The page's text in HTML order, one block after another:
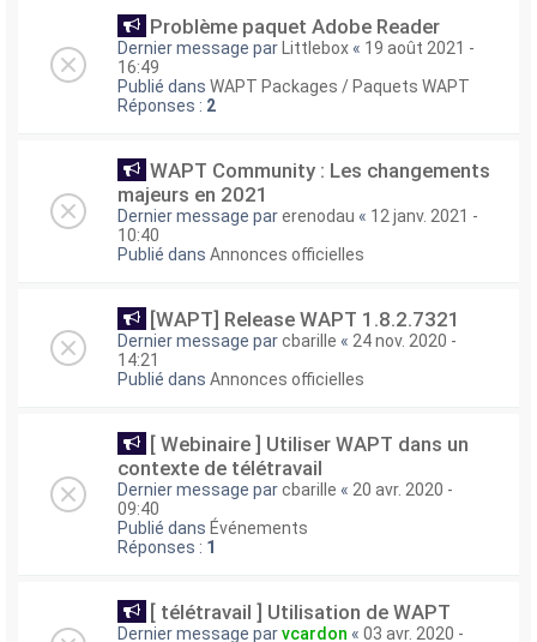
Problème paquet Adobe Reader
Dernier message par Littlebox « 19 août 2021 -
16:49
Publié dans WAPT Packages / Paquets WAPT
Réponses : 2
WAPT Community : Les changements
majeurs en 2021
Dernier message parerenodau « 12 janv. 2021 -
10:40
Publié dans Annonces officielles
[WAPT] Release WAPT 1.8.2.7321
Dernier message parcbarille « 24 nov. 2020 -
14:21
Publié dans Annonces officielles
[ Webinaire ] Utiliser WAPT dans un
contexte de télétravail
Dernier message parcbarille « 20 avr. 2020 -
09:40
Publié dans Événements
Réponses : 1
[ télétravail ] Utilisation de WAPT
Dernier message parvcardon « 03 avr. 2020 -